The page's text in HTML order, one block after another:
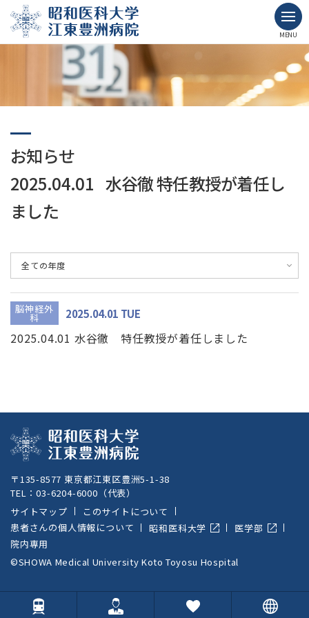
MENU
お知らせ
2025.04.01 水谷徹 特任教授が着任し
ました
全ての年度
脳神経外
科 2025.04.01 TUE
2025.04.01 水谷徹 特任教授が着任しました
〒135-8577 東京都江東区豊洲5-1-38
TEL：03-6204-6000 （代表）
サイトマップ
このサイトについて
患者さんの個人情報について
昭和医科大学
医学部
院内専用
©SHOWA Medical University Koto Toyosu Hospital